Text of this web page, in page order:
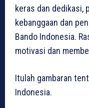
keras dan dedikasi,
kebanggaan dan
Bando Indonesia.
motivasi dan
Itulah gambaran
Indonesia.